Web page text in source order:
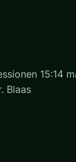
15:14
Blaas